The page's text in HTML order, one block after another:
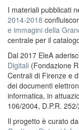
I materiali pubblicati
2014-2018
e immagini della
centrale per il
Dal 2017 EleA
Digitali (Fondazione
Centrali di Firenze e
dei documenti
informatica, in
106/2004, D.P.R.
Il progetto è curato dal